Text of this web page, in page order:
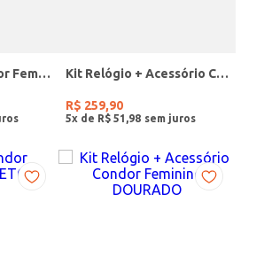
Relógio Mini Condor Feminino DOURADO Kit Relógio + Acessório Condor Feminino DOURADO
R$ 259,90
5x de R$ 51 98